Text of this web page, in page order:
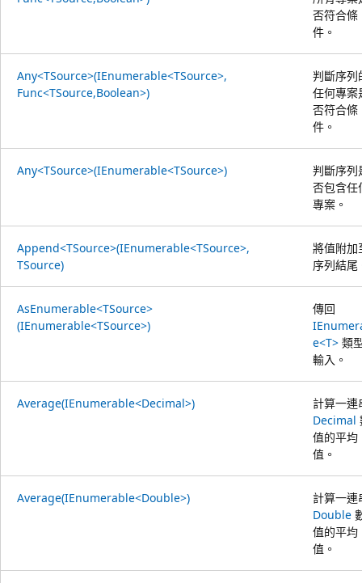
否符合條
件。
Any<TSource>(IEnumerable<TSource>,
Func<TSource,Boolean>)
判斷序列
任何專案
否符合條
件。
Any<TSource>(IEnumerable<TSource>)
判斷序列
否包含任
專案。
Append<TSource>(IEnumerable<TSource>,
TSource)
將值附加
序列結尾
AsEnumerable<TSource>
(IEnumerable<TSource>)
傳回
e<T> 類
輸入。
Average(IEnumerable<Decimal>)
計算一連
Decimal
值的平均
值。
Average(IEnumerable<Double>)
計算一連
Double
值的平均
值。